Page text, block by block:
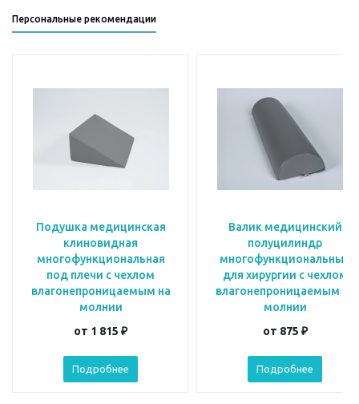
Персональные рекомендации
Подушка медицинская
клиновидная
многофункциональная
под плечи с чехлом
влагонепроницаемым на
молнии
от 1 815 ₽
Подробнее
Валик медицинский
полуцилиндр
многофункциональный
для хирургии с чехлом
влагонепроницаемым на
молнии
от 875 ₽
Подробнее